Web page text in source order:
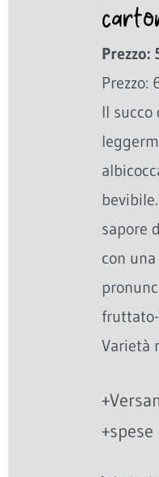
Il succo
sapore
con
Varietà